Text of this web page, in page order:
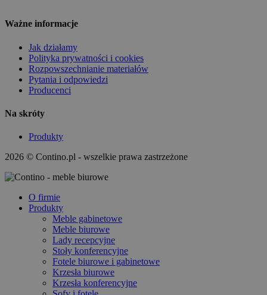
Ważne informacje
Jak działamy
Polityka prywatności i cookies
Rozpowszechnianie materiałów
Pytania i odpowiedzi
Producenci
Na skróty
Produkty
2026 © Contino.pl - wszelkie prawa zastrzeżone
O firmie
Produkty
Meble gabinetowe
Meble biurowe
Lady recepcyjne
Stoły konferencyjne
Fotele biurowe i gabinetowe
Krzesła biurowe
Krzesła konferencyjne